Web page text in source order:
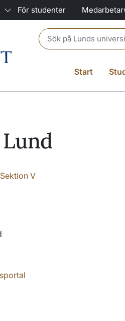
För studenter
Header search
Start
Sektion V